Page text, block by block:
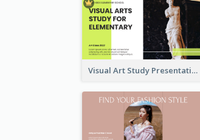
Visual Art Study Presentation